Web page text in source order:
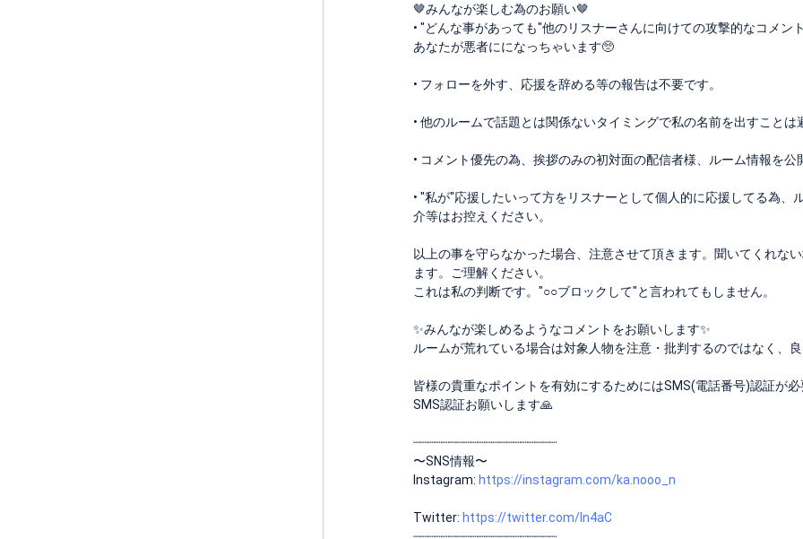
🤎みんなが楽しむ為のお願い🤎
• "どんな事があっても"他のリスナーさんに向けての攻撃的なコメン
あなたが悪者にになっちゃいます🥺
• フォローを外す、応援を辞める等の報告は不要です。
• 他のルームで話題とは関係ないタイミングで私の名前を出すことは
• コメント優先の為、挨拶のみの初対面の配信者様、ルーム情報を
• "私が"応援したいって方をリスナーとして個人的に応援してる為
介等はお控えください。
以上の事を守らなかった場合、注意させて頂きます。聞いてくれな
ます。ご理解ください。
これは私の判断です。"○○ブロックして"と言われてもしません。
✨️みんなが楽しめるようなコメントをお願いします✨️
ルームが荒れている場合は対象人物を注意・批判するのではなく、
皆様の貴重なポイントを有効にするためにはSMS(電話番号)認証が
SMS認証お願いします🙏
┈┈┈┈┈┈┈┈┈┈┈┈┈┈┈┈┈┈┈┈
〜SNS情報〜
Instagram: https://instagram.com/ka.nooo_n
Twitter: https://twitter.com/In4aC